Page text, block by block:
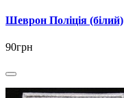
Шеврон Поліція (білий)
90грн